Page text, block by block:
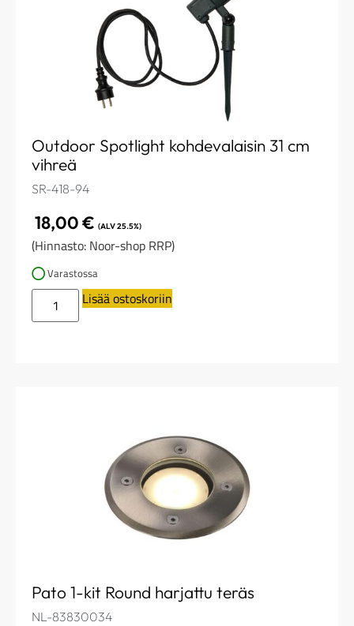
Outdoor Spotlight kohdevalaisin 31 cm
vihreä
SR-418-94
18,00€ (ALV 25.5%)
(Hinnasto: Noor-shop RRP)
Varastossa
Lisää ostoskoriin
Pato 1-kit Round harjattu teräs
NL-83830034